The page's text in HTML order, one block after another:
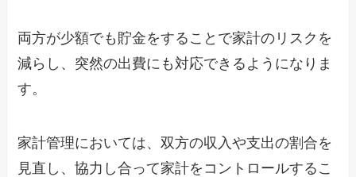
両方が少額でも貯金をすることで家計のリスクを
減らし、突然の出費にも対応できるようになりま
す。
家計管理においては、双方の収入や支出の割合を
見直し、協力し合って家計をコントロールするこ